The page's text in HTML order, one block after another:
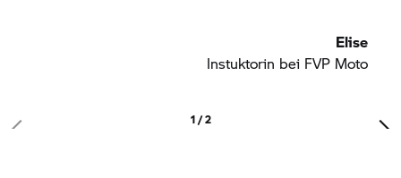
Elise
Instuktorin bei FVP Moto
1 / 2